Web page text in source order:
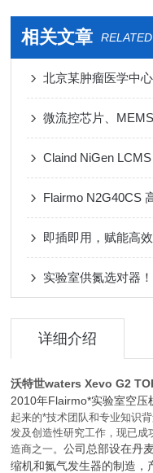
相关文章
微流控芯片、
Claind NiGen
实验室供氮选对器
详细介绍
沃特世waters Xevo G2
2010年Flairmo*实验室空压
起来的*技术团队和专业知识
发及创造性研究工作，现已成
造商之一。公司总部设在丹
缩机和氮气发生器的制造，